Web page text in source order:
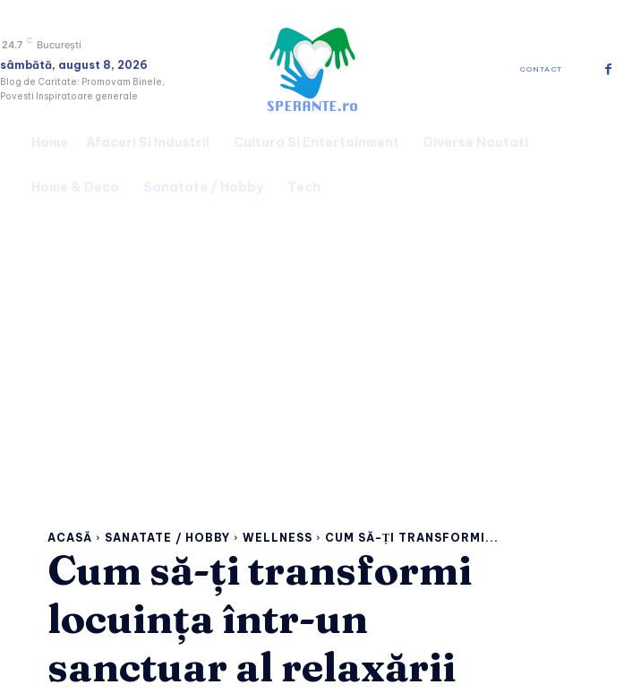
24.7 C București
sâmbătă, august 8, 2026
Blog de Caritate: Promovam Binele,
Povesti Inspiratoare generale
CONTACT
ACASĂ SANATATE / HOBBY WELLNESS CUM SĂ-ȚI TRANSFORMI...
Cum să-ți transformi
locuința într-un
sanctuar al relaxării